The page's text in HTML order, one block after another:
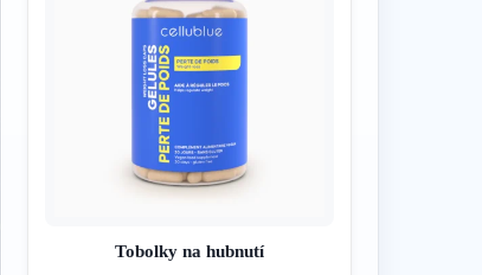
Tobolky na hubnutí